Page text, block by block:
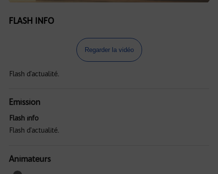
FLASH INFO
Regarder la vidéo
Flash d'actualité.
Emission
Flash info
Flash d'actualité.
Animateurs